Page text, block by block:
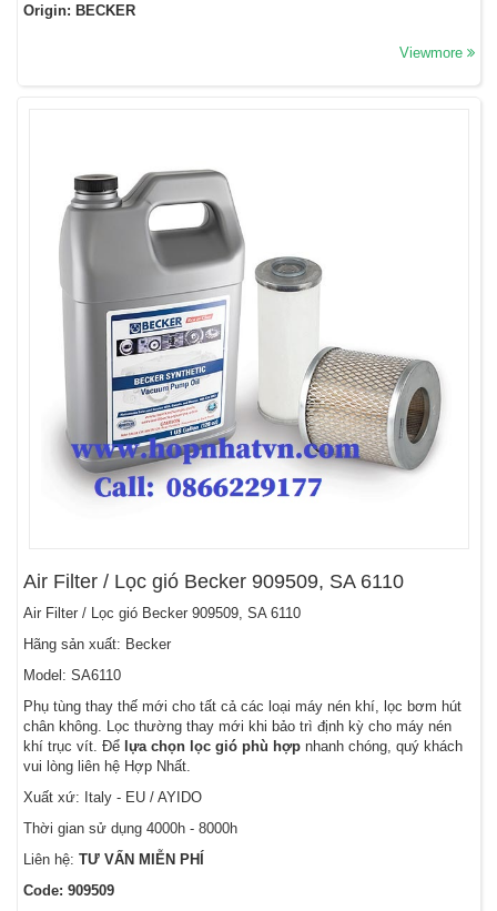
Origin: BECKER
Viewmore
Air Filter / Lọc gió Becker 909509, SA 6110
Air Filter / Lọc gió Becker 909509, SA 6110
Hãng sản xuất: Becker
Model: SA6110
Phụ tùng thay thế mới cho tất cả các loại máy nén khí, lọc bơm hút
chân không. Lọc thường thay mới khi bảo trì định kỳ cho máy nén
khí trục vít. Để lựa chọn lọc gió phù hợp nhanh chóng, quý khách
vui lòng liên hệ Hợp Nhất.
Xuất xứ: Italy - EU / AYIDO
Thời gian sử dụng 4000h - 8000h
Liên hệ: TƯ VẤN MIỄN PHÍ
Code: 909509